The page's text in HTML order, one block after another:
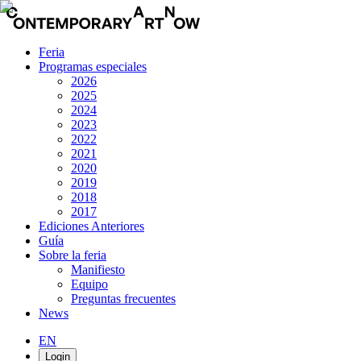
Feria
Programas especiales
2026
2025
2024
2023
2022
2021
2020
2019
2018
2017
Ediciones Anteriores
Guía
Sobre la feria
Manifiesto
Equipo
Preguntas frecuentes
News
EN
Login